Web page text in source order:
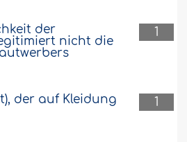
1
der
nicht die
1
der auf Kleidung